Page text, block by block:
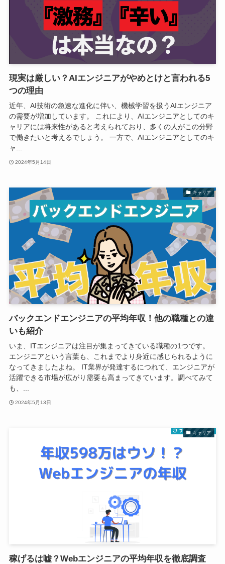
現実は厳しい？AIエンジニアがやめとけと言われる5
つの理由
近年、AI技術の急速な進化に伴い、機械学習を扱うAIエンジニア
の需要が増加しています。 これにより、AIエンジニアとしてのキ
ャリアには将来性があると考えられており、多くの人がこの分野
で働きたいと考えるでしょう。 一方で、AIエンジニアとしてのキ
ャ...
2024年5月14日
キャリア
バックエンドエンジニアの平均年収！他の職種との違
いも紹介
いま、ITエンジニアは注目が集まってきている職種の1つです。
エンジニアという言葉も、これまでより身近に感じられるように
なってきましたよね。 IT業界が発達するにつれて、エンジニアが
活躍できる市場が広がり需要も高まってきています。調べてみて
も、...
2024年5月13日
キャリア
稼げるは嘘？Webエンジニアの平均年収を徹底調査